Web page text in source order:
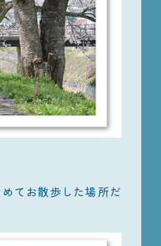
てお散歩した場所だ